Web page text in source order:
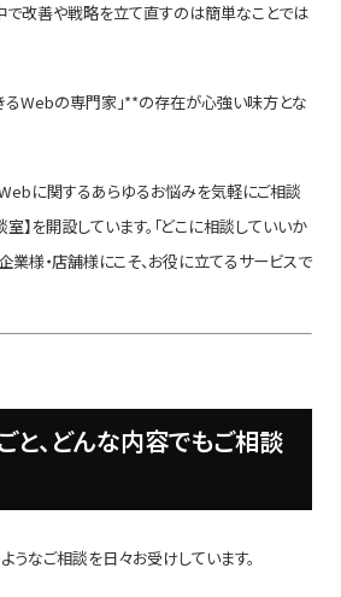
で改善や戦略を立て直すのは簡単なことでは
るWebの専門家」**の存在が心強い味方とな
に関するあらゆるお悩みを気軽にご相談
】を開設しています。「どこに相談していいか
業様・店舗様にこそ、お役に立てるサービスで
と、どんな内容でもご相談
うなご相談を日々お受けしています。